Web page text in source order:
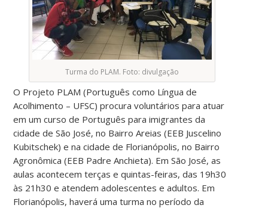
Turma do PLAM. Foto: divulgação
O Projeto PLAM (Português como Língua de
Acolhimento – UFSC) procura voluntários para atuar
em um curso de Português para imigrantes da
cidade de São José, no Bairro Areias (EEB Juscelino
Kubitschek) e na cidade de Florianópolis, no Bairro
Agronômica (EEB Padre Anchieta). Em São José, as
aulas acontecem terças e quintas-feiras, das 19h30
às 21h30 e atendem adolescentes e adultos. Em
Florianópolis, haverá uma turma no período da